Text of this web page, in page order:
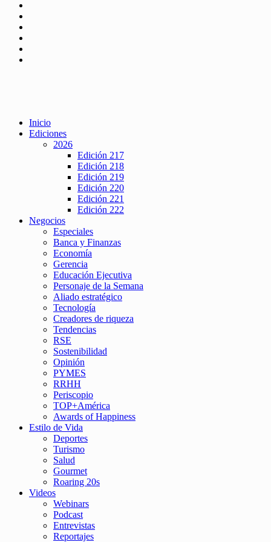
Inicio
Ediciones
2026
Edición 217
Edición 218
Edición 219
Edición 220
Edición 221
Edición 222
Negocios
Especiales
Banca y Finanzas
Economía
Gerencia
Educación Ejecutiva
Personaje de la Semana
Aliado estratégico
Tecnología
Creadores de riqueza
Tendencias
RSE
Sostenibilidad
Opinión
PYMES
RRHH
Periscopio
TOP+América
Awards of Happiness
Estilo de Vida
Deportes
Turismo
Salud
Gourmet
Roaring 20s
Videos
Webinars
Podcast
Entrevistas
Reportajes